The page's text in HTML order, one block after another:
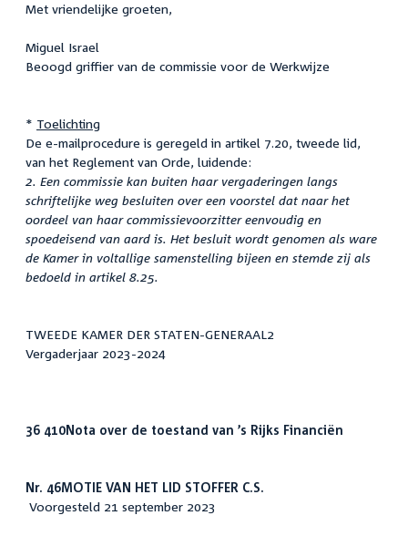
Met vriendelijke groeten,
Miguel Israel
Beoogd griffier van de commissie voor de Werkwijze
* Toelichting
De e-mailprocedure is geregeld in artikel 7.20, tweede lid,
van het Reglement van Orde, luidende:
2. Een commissie kan buiten haar vergaderingen langs
schriftelijke weg besluiten over een voorstel dat naar het
oordeel van haar commissievoorzitter eenvoudig en
spoedeisend van aard is. Het besluit wordt genomen als ware
de Kamer in voltallige samenstelling bijeen en stemde zij als
bedoeld in artikel 8.25.
TWEEDE KAMER DER STATEN-GENERAAL2
Vergaderjaar 2023-2024
36 410Nota over de toestand van ’s Rijks Financiën
Nr. 46MOTIE VAN HET LID STOFFER C.S.
Voorgesteld 21 september 2023